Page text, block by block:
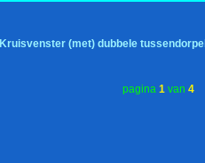
Kruisvenster (met) dubbele tussendorpel
pagina 1 van 4